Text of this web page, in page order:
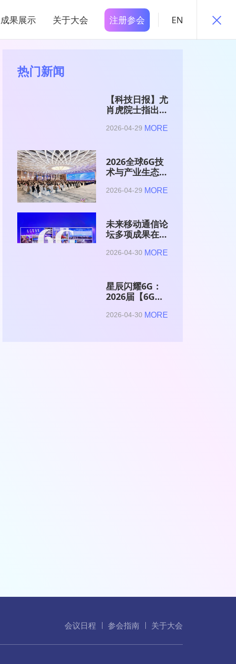
成果展示 关于大会 注册参会 EN
热门新闻
【科技日报】尤
肖虎院士指出
是赋能AI的发
2026-04-29 MORE
2026全球6G技
术与产业生态大
2026-04-29 MORE
未来移动通信论
坛多项成果在
术与产业生态大
2026-04-30 MORE
星辰闪耀6G：
2026届【6G星
与博士获颁证书
2026-04-30 MORE
会议日程 参会指南 关于大会